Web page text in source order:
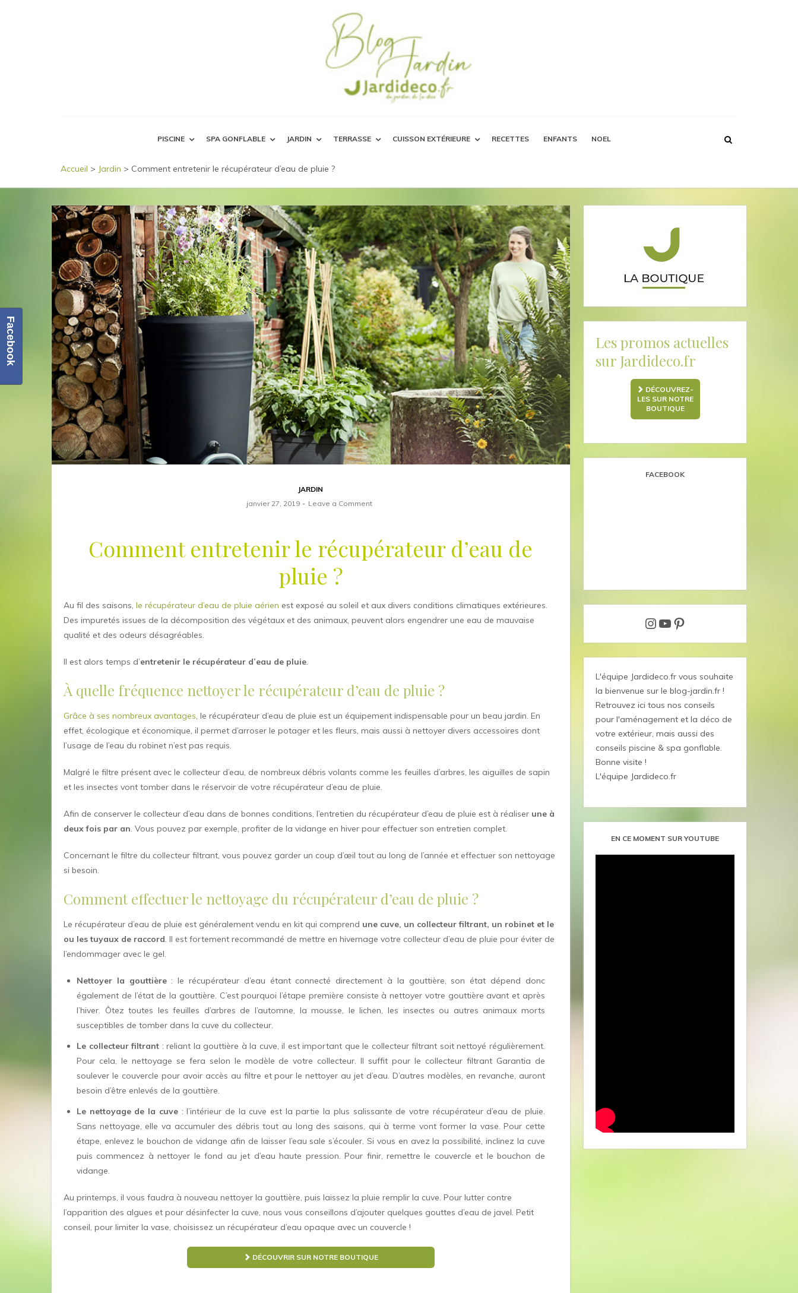
PISCINE SPA GONFLABLE JARDIN TERRASSE CUISSON EXTÉRIEURE RECETTES ENFANTS NOEL
Accueil > Jardin > Comment entretenir le récupérateur d’eau de pluie ?
JARDIN
janvier 27, 2019
Leave a Comment
Comment entretenir le récupérateur d’eau de
pluie ?
Au fil des saisons, le récupérateur d’eau de pluie aérien est exposé au soleil et aux divers conditions climatiques extérieures.
Des impuretés issues de la décomposition des végétaux et des animaux, peuvent alors engendrer une eau de mauvaise
qualité et des odeurs désagréables.
Il est alors temps d’entretenir le récupérateur d’eau de pluie.
À quelle fréquence nettoyer le récupérateur d’eau de pluie ?
Grâce à ses nombreux avantages, le récupérateur d’eau de pluie est un équipement indispensable pour un beau jardin. En
effet, écologique et économique, il permet d’arroser le potager et les fleurs, mais aussi à nettoyer divers accessoires dont
l’usage de l’eau du robinet n’est pas requis.
Malgré le filtre présent avec le collecteur d’eau, de nombreux débris volants comme les feuilles d’arbres, les aiguilles de sapin
et les insectes vont tomber dans le réservoir de votre récupérateur d’eau de pluie.
Afin de conserver le collecteur d’eau dans de bonnes conditions, l’entretien du récupérateur d’eau de pluie est à réaliser une à
deux fois par an. Vous pouvez par exemple, profiter de la vidange en hiver pour effectuer son entretien complet.
Concernant le filtre du collecteur filtrant, vous pouvez garder un coup d’œil tout au long de l’année et effectuer son nettoyage
si besoin.
Comment effectuer le nettoyage du récupérateur d’eau de pluie ?
Le récupérateur d’eau de pluie est généralement vendu en kit qui comprend une cuve, un collecteur filtrant, un robinet et le
ou les tuyaux de raccord. Il est fortement recommandé de mettre en hivernage votre collecteur d’eau de pluie pour éviter de
l’endommager avec le gel.
Nettoyer la gouttière: le récupérateur d’eau étant connecté directement à la gouttière, son état dépend donc
également de l’état de la gouttière. C’est pourquoi l’étape première consiste à nettoyer votre gouttière avant et après
l’hiver. Ôtez toutes les feuilles d’arbres de l’automne, la mousse, le lichen, les insectes ou autres animaux morts
susceptibles de tomber dans la cuve du collecteur.
Le collecteur filtrant : reliant la gouttière à la cuve, il est important que le collecteur filtrant soit nettoyé régulièrement.
Pour cela, le nettoyage se fera selon le modèle de votre collecteur. Il suffit pour le collecteur filtrant Garantia de
soulever le couvercle pour avoir accès au filtre et pour le nettoyer au jet d’eau. D’autres modèles, en revanche, auront
besoin d’être enlevés de la gouttière.
Le nettoyage de la cuve: l’intérieur de la cuve est la partie la plus salissante de votre récupérateur d’eau de pluie.
Sans nettoyage, elle va accumuler des débris tout au long des saisons, qui à terme vont former la vase. Pour cette
étape, enlevez le bouchon de vidange afin de laisser l’eau sale s’écouler. Si vous en avez la possibilité, inclinez la cuve
puis commencez à nettoyer le fond au jet d’eau haute pression. Pour finir, remettre le couvercle et le bouchon de
vidange.
Au printemps, il vous faudra à nouveau nettoyer la gouttière, puis laissez la pluie remplir la cuve. Pour lutter contre
l’apparition des algues et pour désinfecter la cuve, nous vous conseillons d’ajouter quelques gouttes d’eau de javel. Petit
conseil, pour limiter la vase, choisissez un récupérateur d’eau opaque avec un couvercle !
DÉCOUVRIR SUR NOTRE BOUTIQUE
Les promos actuelles
sur Jardideco.fr
DÉCOUVREZ-
LES SUR NOTRE
BOUTIQUE
FACEBOOK
Instagram
YouTube
Pinterest
L'équipe Jardideco.fr vous souhaite
la bienvenue sur le blog-jardin.fr !
Retrouvez ici tous nos conseils
pour l'aménagement et la déco de
votre extérieur, mais aussi des
conseils piscine & spa gonflable.
Bonne visite !
L'équipe Jardideco.fr
EN CE MOMENT SUR YOUTUBE
Facebook